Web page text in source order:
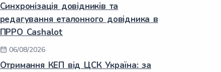
Синхронізація довідників та
редагування еталонного довідника в
ПРРО Cashalot
06/08/2026
Отримання КЕП від ЦСК Україна: за